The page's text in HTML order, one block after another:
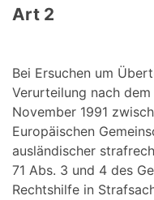
Art 2
Bei Ersuchen um
Verurteilung nach
November 1991
Europäischen
ausländischer
71 Abs. 3 und 4 des
Rechtshilfe in